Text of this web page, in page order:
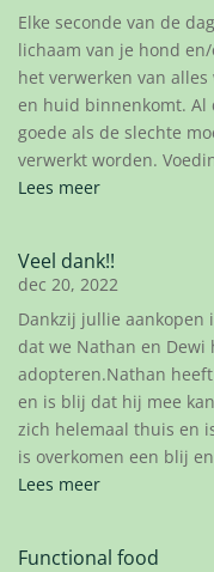
Elke seconde van de
lichaam van je hond
het verwerken van
en huid binnenkomt. Al
goede als de slechte
verwerkt worden.
Lees meer
Veel dank!!
dec 20, 2022
Dankzij jullie aankopen
dat we Nathan en Dewi
adopteren.Nathan
en is blij dat hij mee
zich helemaal thuis en
is overkomen een blij
Lees meer
Functional food